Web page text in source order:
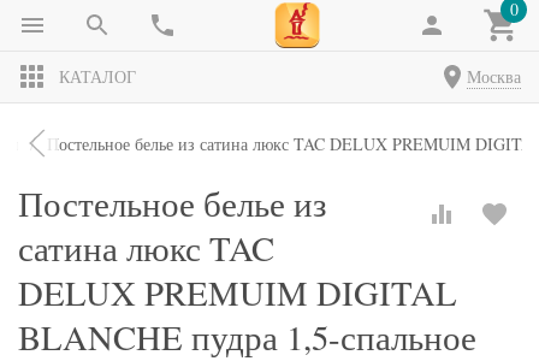
0
КАТАЛОГ Москва
Постельное белье из сатина люкс TAC DELUX PREMUIM
Постельное белье из
сатина люкс TAC
DELUX PREMUIM DIGITAL
BLANCHE пудра 1,5-спальное